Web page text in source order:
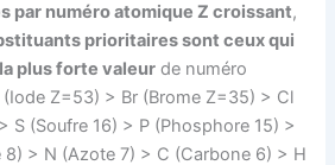
par numéro atomique Z croissant,
prioritaires sont ceux qui
plus forte valeur de numéro
Z=53) > Br (Brome Z=35) > Cl
S (Soufre 16) > P (Phosphore 15) >
8) > N (Azote 7) > C (Carbone 6) > H